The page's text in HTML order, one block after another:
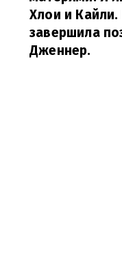
Хлои и
завершила
Дженнер.